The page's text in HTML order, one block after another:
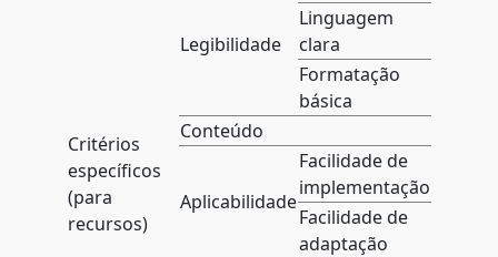
Critérios
específicos
(para
recursos)
Legibilidade
Linguagem
clara
Formatação
básica
Conteúdo
Aplicabilidade
Facilidade de
implementação
Facilidade de
adaptação